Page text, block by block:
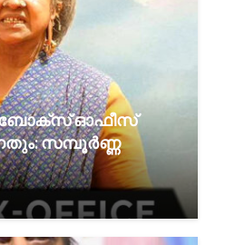
ബോക്സ് ഓഫീസ്
സമ്പൂർണ്ണ